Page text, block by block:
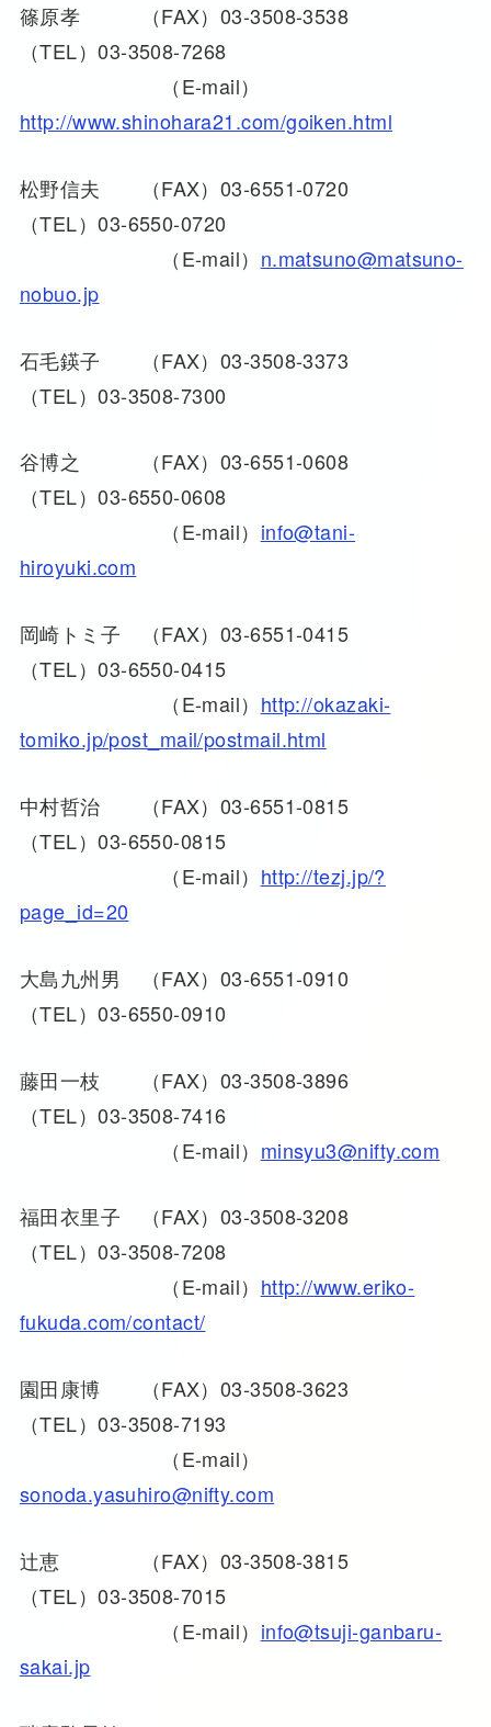
篠原孝 （FAX）03-3508-3538
（TEL）03-3508-7268
（E-mail）
http://www.shinohara21.com/goiken.html
松野信夫 （FAX）03-6551-0720
（TEL）03-6550-0720
（E-mail） n.matsuno@matsuno-
nobuo.jp
石毛鍈子 （FAX）03-3508-3373
（TEL）03-3508-7300
谷博之 （FAX）03-6551-0608
（TEL）03-6550-0608
（E-mail） info@tani-
hiroyuki.com
岡崎トミ子 （FAX）03-6551-0415
（TEL）03-6550-0415
（E-mail） http://okazaki-
tomiko.jp/post_mail/postmail.html
中村哲治 （FAX）03-6551-0815
（TEL）03-6550-0815
（E-mail） http://tezj.jp/?
page_id=20
大島九州男 （FAX）03-6551-0910
（TEL）03-6550-0910
藤田一枝 （FAX）03-3508-3896
（TEL）03-3508-7416
（E-mail） minsyu3@nifty.com
福田衣里子 （FAX）03-3508-3208
（TEL）03-3508-7208
（E-mail） http://www.eriko-
fukuda.com/contact/
園田康博 （FAX）03-3508-3623
（TEL）03-3508-7193
（E-mail）
sonoda.yasuhiro@nifty.com
辻恵 （FAX）03-3508-3815
（TEL）03-3508-7015
（E-mail） info@tsuji-ganbaru-
sakai.jp